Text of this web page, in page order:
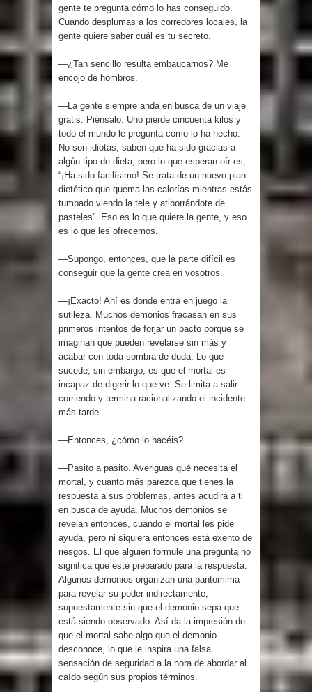
gente te pregunta cómo lo has conseguido.
Cuando desplumas a los corredores locales, la
gente quiere saber cuál es tu secreto.
—¿Tan sencillo resulta embaucarnos? Me
encojo de hombros.
—La gente siempre anda en busca de un viaje
gratis. Piénsalo. Uno pierde cincuenta kilos y
todo el mundo le pregunta cómo lo ha hecho.
No son idiotas, saben que ha sido gracias a
algún tipo de dieta, pero lo que esperan oír es,
“¡Ha sido facilísimo! Se trata de un nuevo plan
dietético que quema las calorías mientras estás
tumbado viendo la tele y atiborrándote de
pasteles”. Eso es lo que quiere la gente, y eso
es lo que les ofrecemos.
—Supongo, entonces, que la parte difícil es
conseguir que la gente crea en vosotros.
—¡Exacto! Ahí es donde entra en juego la
sutileza. Muchos demonios fracasan en sus
primeros intentos de forjar un pacto porque se
imaginan que pueden revelarse sin más y
acabar con toda sombra de duda. Lo que
sucede, sin embargo, es que el mortal es
incapaz de digerir lo que ve. Se limita a salir
corriendo y termina racionalizando el incidente
más tarde.
—Entonces, ¿cómo lo hacéis?
—Pasito a pasito. Averiguas qué necesita el
mortal, y cuanto más parezca que tienes la
respuesta a sus problemas, antes acudirá a ti
en busca de ayuda. Muchos demonios se
revelan entonces, cuando el mortal les pide
ayuda, pero ni siquiera entonces está exento de
riesgos. El que alguien formule una pregunta no
significa que esté preparado para la respuesta.
Algunos demonios organizan una pantomima
para revelar su poder indirectamente,
supuestamente sin que el demonio sepa que
está siendo observado. Así da la impresión de
que el mortal sabe algo que el demonio
desconoce, lo que le inspira una falsa
sensación de seguridad a la hora de abordar al
caído según sus propios términos.